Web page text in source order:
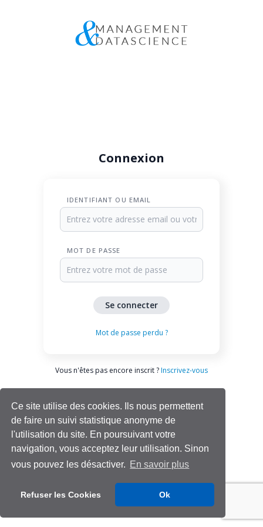
Ce site utilise des cookies. Ils nous permettent
de faire un suivi statistique anonyme de
l'utilisation du site. En poursuivant votre
navigation, vous acceptez leur utilisation. Sinon
vous pouvez les désactiver. En savoir plus
Refuser les Cookies Ok
Connexion
IDENTIFIANT OU EMAIL
MOT DE PASSE
Mot de passe perdu ?
Vous n'êtes pas encore inscrit ? Inscrivez-vous